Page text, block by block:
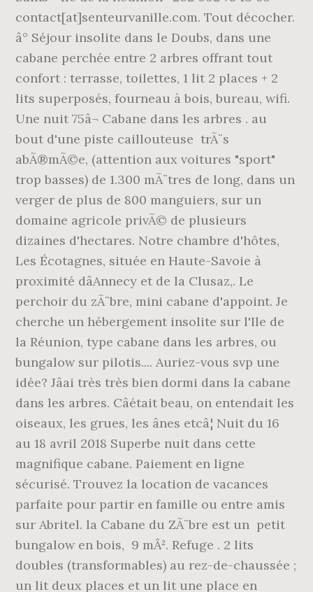
contact[at]senteurvanille.com. Tout décocher.
â° Séjour insolite dans le Doubs, dans une
cabane perchée entre 2 arbres offrant tout
confort : terrasse, toilettes, 1 lit 2 places + 2
lits superposés, fourneau à bois, bureau, wifi.
Une nuit 75â¬ Cabane dans les arbres . au
bout d'une piste caillouteuse trÃ¨s
abÃ®mÃ©e, (attention aux voitures "sport"
trop basses) de 1.300 mÃ¨tres de long, dans un
verger de plus de 800 manguiers, sur un
domaine agricole privÃ© de plusieurs
dizaines d'hectares. Notre chambre d'hôtes,
Les Écotagnes, située en Haute-Savoie à
proximité dâAnnecy et de la Clusaz,. Le
perchoir du zÃ¨bre, mini cabane d'appoint. Je
cherche un hébergement insolite sur l'Ile de
la Réunion, type cabane dans les arbres, ou
bungalow sur pilotis.... Auriez-vous svp une
idée? Jâai très très bien dormi dans la cabane
dans les arbres. Câétait beau, on entendait les
oiseaux, les grues, les ânes etcâ¦ Nuit du 16
au 18 avril 2018 Superbe nuit dans cette
magnifique cabane. Paiement en ligne
sécurisé. Trouvez la location de vacances
parfaite pour partir en famille ou entre amis
sur Abritel. la Cabane du ZÃ¨bre est un petit
bungalow en bois, 9 mÂ². Refuge . 2 lits
doubles (transformables) au rez-de-chaussée ;
un lit deux places et un lit une place en